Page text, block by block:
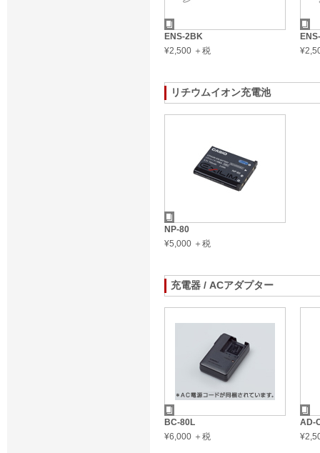
ENS-2BK
¥2,500 ＋税
リチウムイオン充電池
NP-80
¥5,000 ＋税
充電器 / ACアダプター
BC-80L
¥6,000 ＋税
AD-